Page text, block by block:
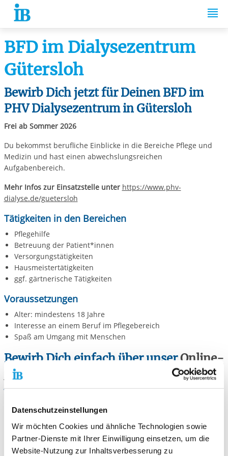
Datenschutzeinstellungen
Wir möchten Cookies und ähnliche Technologien sowie
Partner-Dienste mit Ihrer Einwilligung einsetzen, um die
Website-Nutzung zur Inhaltsverbesserung zu
Springe zum Inhalt
BFD im Dialysezentrum
Gütersloh
Bewirb Dich jetzt für Deinen BFD im
PHV Dialysezentrum in Gütersloh
Frei ab Sommer 2026
Du bekommst berufliche Einblicke in die Bereiche Pflege und
Medizin und hast einen abwechslungsreichen
Aufgabenbereich.
Mehr Infos zur Einsatzstelle unter https://www.phv-
dialyse.de/guetersloh
Tätigkeiten in den Bereichen
Pflegehilfe
Betreuung der Patient*innen
Versorgungstätigkeiten
Hausmeistertätigkeiten
ggf. gärtnerische Tätigkeiten
Voraussetzungen
Alter: mindestens 18 Jahre
Interesse an einem Beruf im Pflegebereich
Spaß am Umgang mit Menschen
Bewirb Dich einfach über unserOnline-
Formular.
Wir melden uns dann bei Dir!
Kontaktiere uns!